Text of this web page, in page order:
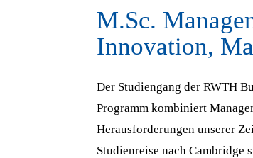
M.Sc.
Innovation,
Der Studiengang der RWTH
Programm kombiniert
Herausforderungen unserer
Studienreise nach Cambridge